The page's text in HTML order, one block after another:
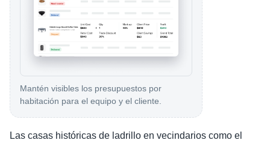
Mantén visibles los presupuestos por
habitación para el equipo y el cliente.
Las casas históricas de ladrillo en vecindarios como el